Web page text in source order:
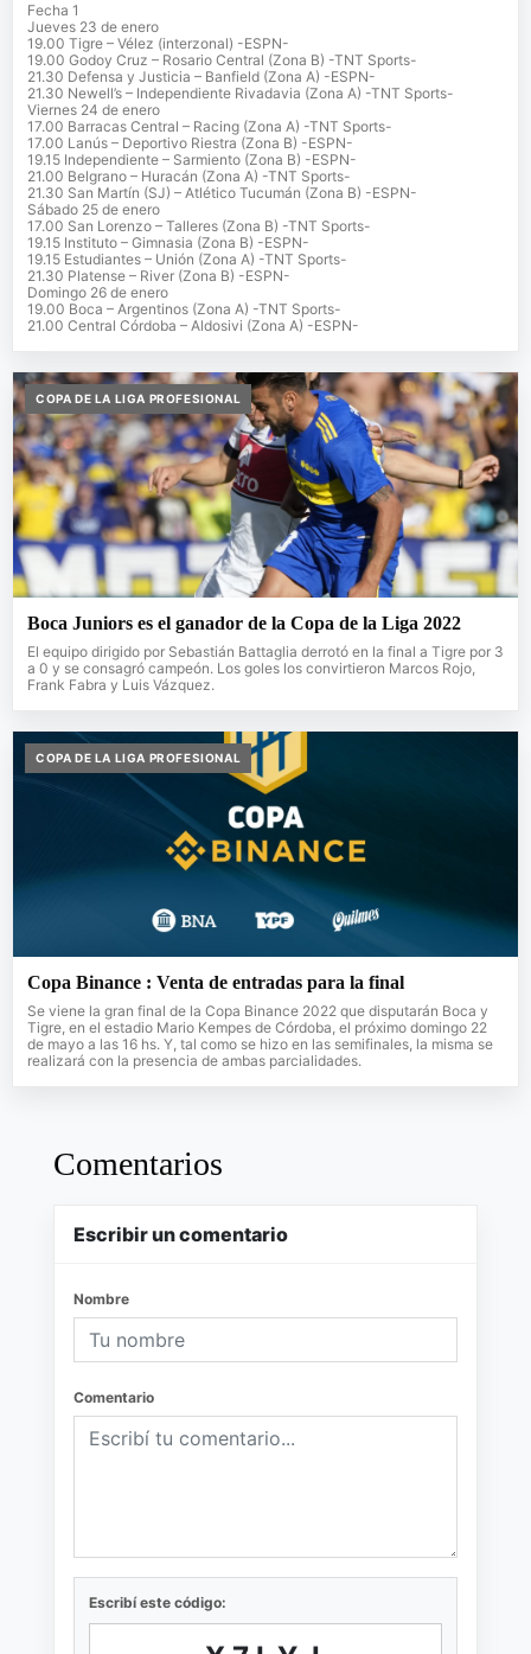
Fecha 1
Jueves 23 de enero
19.00 Tigre – Vélez (interzonal) -ESPN-
19.00 Godoy Cruz – Rosario Central (Zona B) -TNT Sports-
21.30 Defensa y Justicia – Banfield (Zona A) -ESPN-
21.30 Newell’s – Independiente Rivadavia (Zona A) -TNT Sports-
Viernes 24 de enero
17.00 Barracas Central – Racing (Zona A) -TNT Sports-
17.00 Lanús – Deportivo Riestra (Zona B) -ESPN-
19.15 Independiente – Sarmiento (Zona B) -ESPN-
21.00 Belgrano – Huracán (Zona A) -TNT Sports-
21.30 San Martín (SJ) – Atlético Tucumán (Zona B) -ESPN-
Sábado 25 de enero
17.00 San Lorenzo – Talleres (Zona B) -TNT Sports-
19.15 Instituto – Gimnasia (Zona B) -ESPN-
19.15 Estudiantes – Unión (Zona A) -TNT Sports-
21.30 Platense – River (Zona B) -ESPN-
Domingo 26 de enero
19.00 Boca – Argentinos (Zona A) -TNT Sports-
21.00 Central Córdoba – Aldosivi (Zona A) -ESPN-
COPA DE LA LIGA PROFESIONAL
Boca Juniors es el ganador de la Copa de la Liga 2022
El equipo dirigido por Sebastián Battaglia derrotó en la final a Tigre por 3
a 0 y se consagró campeón. Los goles los convirtieron Marcos Rojo,
Frank Fabra y Luis Vázquez.
COPA DE LA LIGA PROFESIONAL
Copa Binance : Venta de entradas para la final
Se viene la gran final de la Copa Binance 2022 que disputarán Boca y
Tigre, en el estadio Mario Kempes de Córdoba, el próximo domingo 22
de mayo a las 16 hs. Y, tal como se hizo en las semifinales, la misma se
realizará con la presencia de ambas parcialidades.
Comentarios
Escribir un comentario
Nombre
Comentario
Escribí este código: